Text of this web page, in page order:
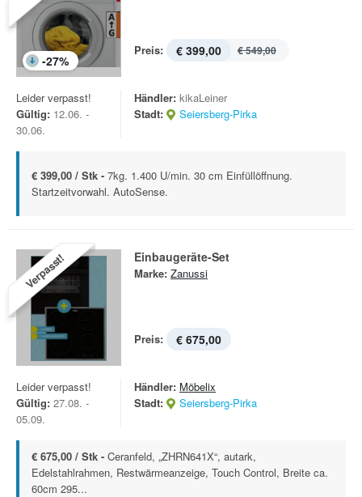
-27%
Preis: € 399,00 € 549,00
Leider verpasst!
Gültig: 12.06. -
30.06.
Händler: kikaLeiner
Stadt:
Seiersberg-Pirka
€ 399,00 / Stk - 7kg. 1.400 U/min. 30 cm Einfüllöffnung.
Startzeitvorwahl. AutoSense.
Verpasst! Einbaugeräte-Set
Marke: Zanussi
Preis: € 675,00
Leider verpasst!
Gültig: 27.08. -
05.09.
Händler: Möbelix
Stadt:
Seiersberg-Pirka
€ 675,00 / Stk - Ceranfeld, „ZHRN641X“, autark,
Edelstahlrahmen, Restwärmeanzeige, Touch Control, Breite ca.
60cm 295...